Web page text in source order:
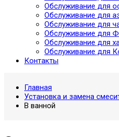
Обслуживание для
Обслуживание для
Обслуживание для
Обслуживание для
Обслуживание для
Обслуживание для
Контакты
Главная
Установка и замена
В ванной